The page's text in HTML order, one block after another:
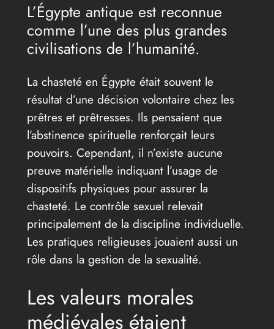
L’Égypte antique est reconnue
comme l’une des plus grandes
civilisations de l’humanité.
La chasteté en Égypte était souvent le
résultat d’une décision volontaire chez les
prêtres et prêtresses. Ils pensaient que
l’abstinence spirituelle renforçait leurs
pouvoirs. Cependant, il n’existe aucune
preuve matérielle indiquant l’usage de
dispositifs physiques pour assurer la
chasteté. Le contrôle sexuel relevait
principalement de la discipline individuelle.
Les pratiques religieuses jouaient aussi un
rôle dans la gestion de la sexualité.
Les valeurs morales
médiévales étaient